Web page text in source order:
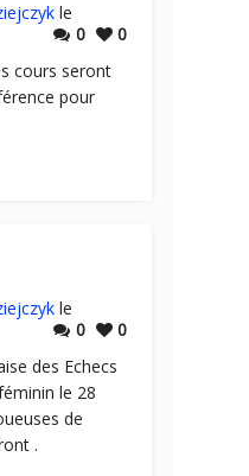
le
0
0
cours seront
pour
le
0
0
des Echecs
le 28
de
.